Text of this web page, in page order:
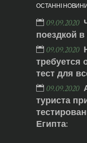
ОСТАННІ
09.09.2020
поездкой
09.09.2020
требуется
тест для
09.09.2020
туриста
Египта: